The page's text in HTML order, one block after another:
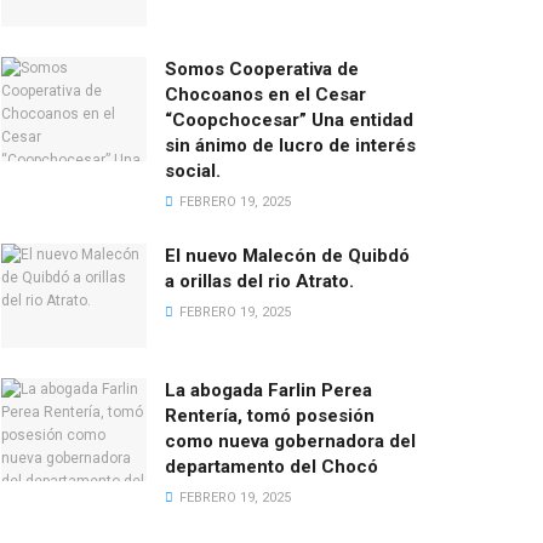
Somos Cooperativa de
Chocoanos en el Cesar
“Coopchocesar” Una entidad
sin ánimo de lucro de interés
social.
FEBRERO 19, 2025
El nuevo Malecón de Quibdó
a orillas del rio Atrato.
FEBRERO 19, 2025
La abogada Farlin Perea
Rentería, tomó posesión
como nueva gobernadora del
departamento del Chocó
FEBRERO 19, 2025